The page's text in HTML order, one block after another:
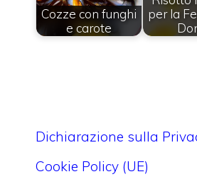
Cozze con funghi
e carote
per la
Dichiarazione sulla
Cookie Policy (UE)